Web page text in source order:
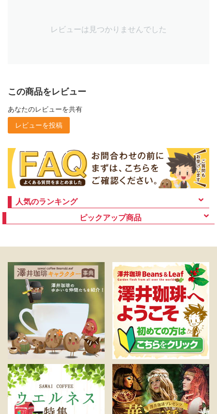
レビューは見つかりませんでした
この商品をレビュー
あなたのレビューを共有
レビューを投稿
人気のランキング
ピックアップ商品